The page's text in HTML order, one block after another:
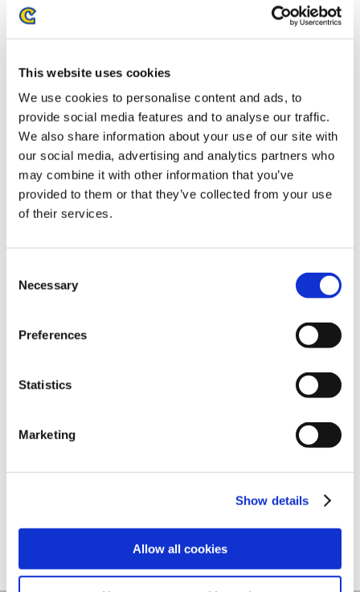
This website uses cookies
We use cookies to personalise content and ads, to
provide social media features and to analyse our traffic.
We also share information about your use of our site with
our social media, advertising and analytics partners who
may combine it with other information that you’ve
provided to them or that they’ve collected from your use
of their services.
Selection
Necessary
Preferences
Statistics
Marketing
Show details
Allow all cookies
amiibo ジェイミー【ストリート
ファイター6】 （ストリートフ
ァイターシリーズ）
2,970円(税込)
amiibo キンバリー【ストリート
ファイター6】 （ストリートフ
ァイターシリーズ）
2,970円 (税込)
カード スターターセット
スケートボードデッキ専用ディ
2,980円(税込)